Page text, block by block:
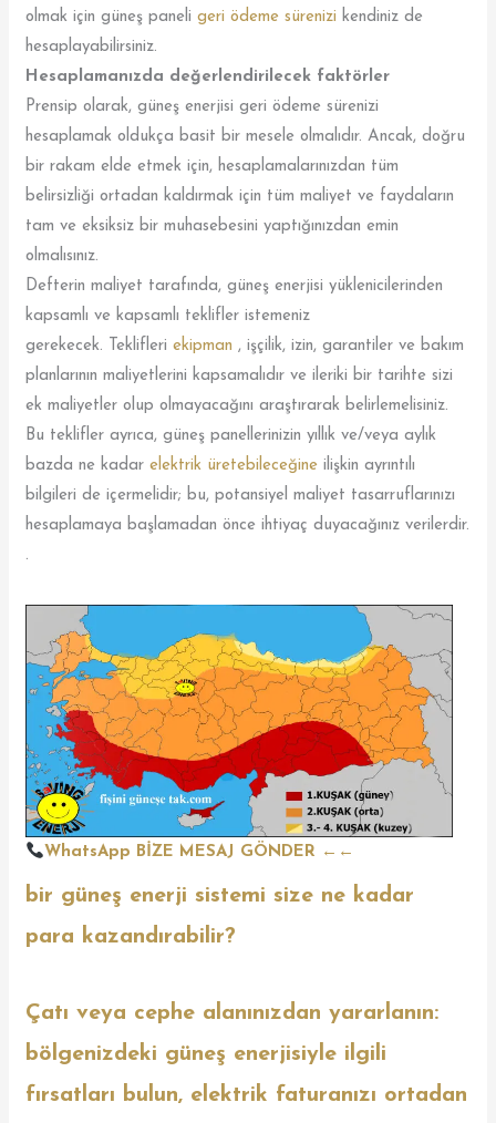
olmak için güneş paneligeri ödeme sürenizi kendiniz de
hesaplayabilirsiniz.
Hesaplamanızda değerlendirilecek faktörler
Prensip olarak, güneş enerjisi geri ödeme sürenizi
hesaplamak oldukça basit bir mesele olmalıdır. Ancak, doğru
bir rakam elde etmek için, hesaplamalarınızdan tüm
belirsizliği ortadan kaldırmak için tüm maliyet ve faydaların
tam ve eksiksiz bir muhasebesini yaptığınızdan emin
olmalısınız.
Defterin maliyet tarafında, güneş enerjisi yüklenicilerinden
kapsamlı ve kapsamlı teklifler istemeniz
gerekecek. Teklifleriekipman , işçilik, izin, garantiler ve bakım
planlarının maliyetlerini kapsamalıdır ve ileriki bir tarihte sizi
ek maliyetler olup olmayacağını araştırarak belirlemelisiniz.
Bu teklifler ayrıca, güneş panellerinizin yıllık ve/veya aylık
bazda ne kadarelektrik üretebileceğine ilişkin ayrıntılı
bilgileri de içermelidir; bu, potansiyel maliyet tasarruflarınızı
hesaplamaya başlamadan önce ihtiyaç duyacağınız verilerdir.
.
WhatsApp BİZE MESAJ GÖNDER ←←
bir güneş enerji sistemi size ne kadar
para kazandırabilir?
Çatı veya cephe alanınızdan yararlanın:
bölgenizdeki güneş enerjisiyle ilgili
fırsatları bulun, elektrik faturanızı ortadan